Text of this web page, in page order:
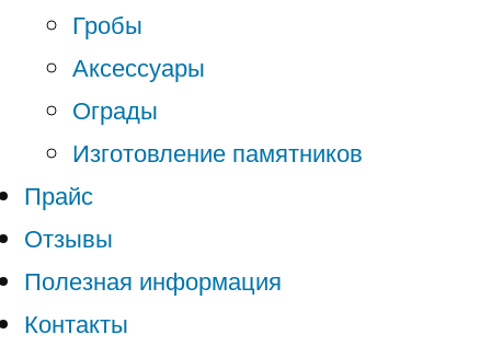
Гробы
Аксессуары
Ограды
Изготовление памятников
Прайс
Отзывы
Полезная информация
Контакты